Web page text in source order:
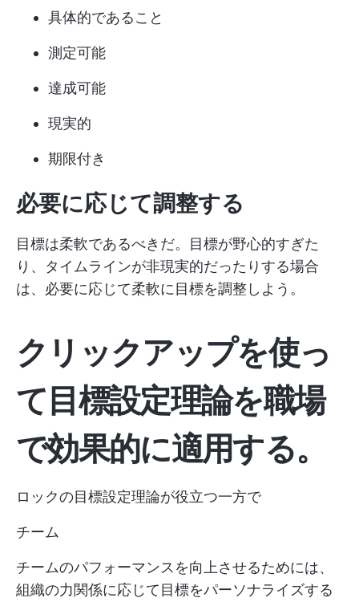
具体的であること
測定可能
達成可能
現実的
期限付き
必要に応じて調整する
目標は柔軟であるべきだ。目標が野心的すぎた
り、タイムラインが非現実的だったりする場合
は、必要に応じて柔軟に目標を調整しよう。
クリックアップを使っ
て目標設定理論を職場
で効果的に適用する。
ロックの目標設定理論が役立つ一方で
チーム
チームのパフォーマンスを向上させるためには、
組織の力関係に応じて目標をパーソナライズする